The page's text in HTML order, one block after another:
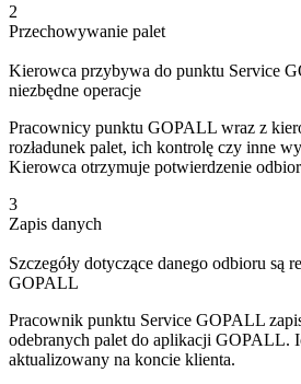
2
Przechowywanie palet
Kierowca przybywa do punktu Service
niezbędne operacje
Pracownicy punktu GOPALL wraz z
rozładunek palet, ich kontrolę czy inne
Kierowca otrzymuje potwierdzenie
3
Zapis danych
Szczegóły dotyczące danego odbioru są
GOPALL
Pracownik punktu Service GOPALL
odebranych palet do aplikacji GOPALL.
aktualizowany na koncie klienta.